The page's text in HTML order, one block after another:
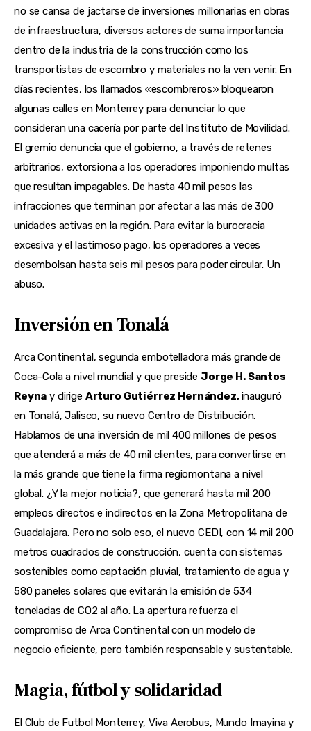
no se cansa de jactarse de inversiones millonarias en obras
de infraestructura, diversos actores de suma importancia
dentro de la industria de la construcción como los
transportistas de escombro y materiales no la ven venir. En
días recientes, los llamados «escombreros» bloquearon
algunas calles en Monterrey para denunciar lo que
consideran una cacería por parte del Instituto de Movilidad.
El gremio denuncia que el gobierno, a través de retenes
arbitrarios, extorsiona a los operadores imponiendo multas
que resultan impagables. De hasta 40 mil pesos las
infracciones que terminan por afectar a las más de 300
unidades activas en la región. Para evitar la burocracia
excesiva y el lastimoso pago, los operadores a veces
desembolsan hasta seis mil pesos para poder circular. Un
abuso.
Inversión en Tonalá
Arca Continental, segunda embotelladora más grande de
Coca-Cola a nivel mundial y que preside Jorge H. Santos
Reyna y dirige Arturo Gutiérrez Hernández, inauguró
en Tonalá, Jalisco, su nuevo Centro de Distribución.
Hablamos de una inversión de mil 400 millones de pesos
que atenderá a más de 40 mil clientes, para convertirse en
la más grande que tiene la firma regiomontana a nivel
global. ¿Y la mejor noticia?, que generará hasta mil 200
empleos directos e indirectos en la Zona Metropolitana de
Guadalajara. Pero no solo eso, el nuevo CEDI, con 14 mil 200
metros cuadrados de construcción, cuenta con sistemas
sostenibles como captación pluvial, tratamiento de agua y
580 paneles solares que evitarán la emisión de 534
toneladas de CO2 al año. La apertura refuerza el
compromiso de Arca Continental con un modelo de
negocio eficiente, pero también responsable y sustentable.
Magia, fútbol y solidaridad
El Club de Futbol Monterrey, Viva Aerobus, Mundo Imayina y